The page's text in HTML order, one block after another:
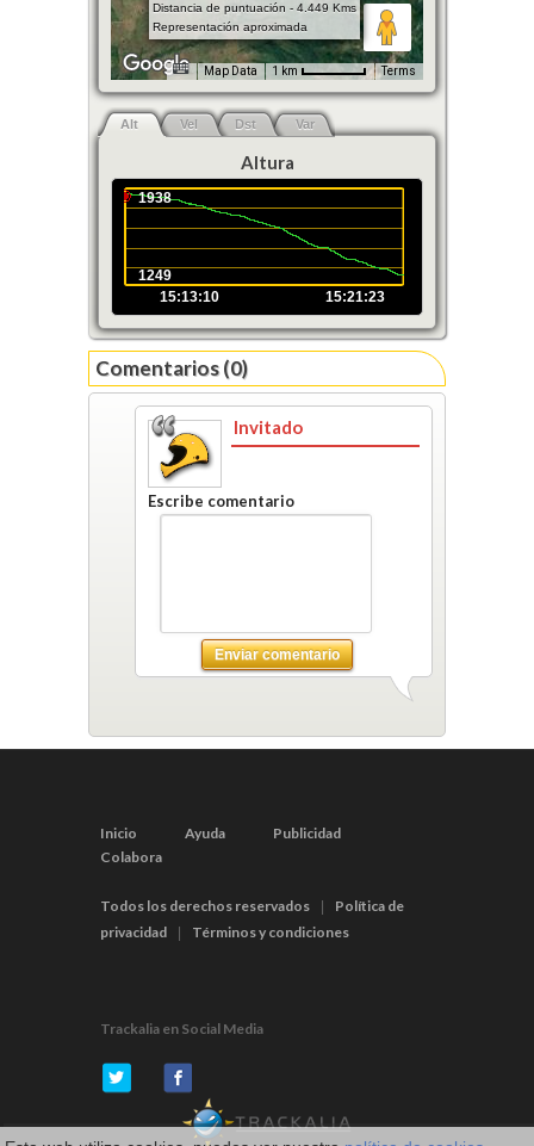
Distancia de puntuación - 4.449 Kms
Representación aproximada
Map Data 1 km Terms
Alt Vel Dst Var
Altura
1938
1249
15:13:10
15:21:23
Comentarios (0)
Invitado
Escribe comentario
Enviar comentario
Inicio Ayuda
Publicidad
Colabora
Todos los derechos reservados
Política de
privacidad
Términos y condiciones
Trackalia en Social Media